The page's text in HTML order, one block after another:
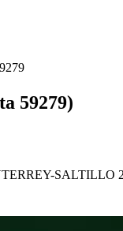
ta 59279)
SALTILLO